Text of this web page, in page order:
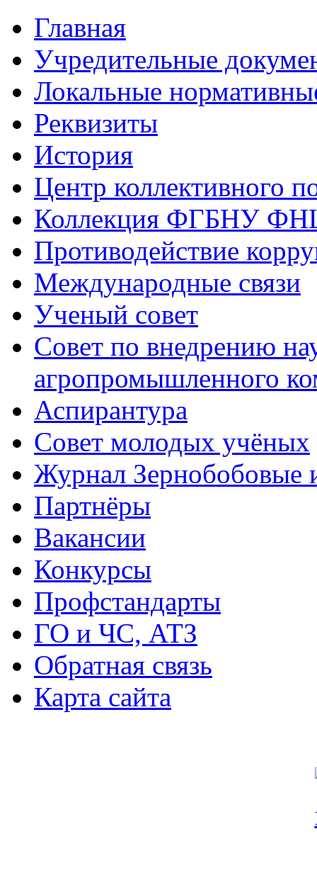
Главная
Учредительные
Локальные
Реквизиты
История
Центр коллективного
Коллекция ФГБНУ
Противодействие
Международные связи
Ученый совет
Совет по внедрению
агропромышленного
Аспирантура
Совет молодых учёных
Журнал Зернобобовые
Партнёры
Вакансии
Конкурсы
Профстандарты
ГО и ЧС, АТЗ
Обратная связь
Карта сайта